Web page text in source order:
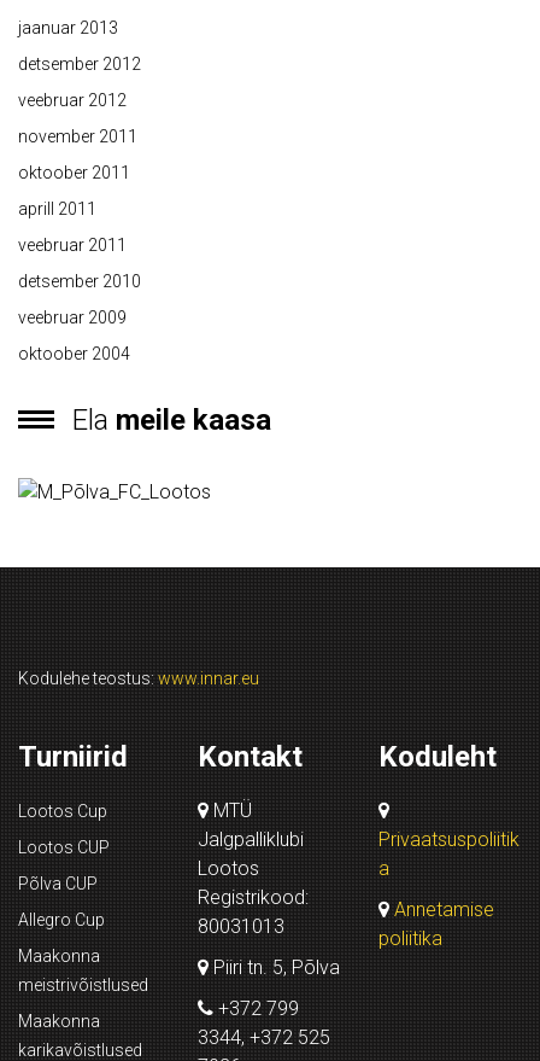
jaanuar 2013
detsember 2012
veebruar 2012
november 2011
oktoober 2011
aprill 2011
veebruar 2011
detsember 2010
veebruar 2009
oktoober 2004
Ela meile kaasa
Kodulehe teostus: www.innar.eu
Turniirid
Lootos Cup
Lootos CUP
Põlva CUP
Allegro Cup
Maakonna
meistrivõistlused
Maakonna
karikavõistlused
Kontakt
MTÜ
Jalgpalliklubi
Lootos
Registrikood:
80031013
Piiri tn. 5, Põlva
+372 799
3344, +372 525
Koduleht
Privaatsuspoliitik
a
Annetamise
poliitika